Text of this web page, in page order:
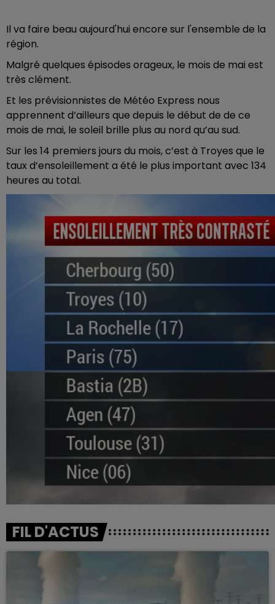
Il va faire beau aujourd'hui encore sur l'ensemble de la
région.
Malgré quelques épisodes orageux, le mois de mai est
très clément.
Et les prévisionnistes de Météo Express nous
apprennent d’ailleurs que depuis le début de de ce
mois de mai, le soleil brille plus au nord qu’au sud.
Sur les 14 premiers jours du mois, c’est à Troyes que le
taux d’ensoleillement a été le plus important avec 134
heures au total.
FIL D'ACTUS